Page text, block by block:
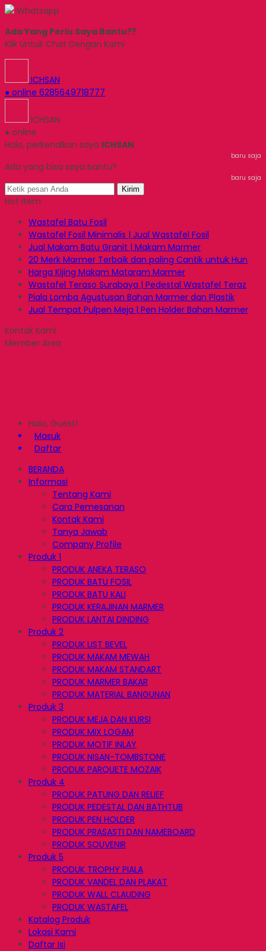
Whatsapp
Ada Yang Perlu Saya Bantu??
Klik Untuk Chat Dengan Kami
ICHSAN
● online 6285649718777
ICHSAN
● online
Halo, perkenalkan saya ICHSAN
baru saja
Ada yang bisa saya bantu?
baru saja
Kirim
Hot Item
Wastafel Batu Fosil
Wastafel Fosil Minimalis | Jual Wastafel Fosil
Jual Makam Batu Granit | Makam Marmer
20 Merk Marmer Terbaik dan paling Cantik untuk Hun
Harga Kijing Makam Mataram Marmer
Wastafel Teraso Surabaya | Pedestal Wastafel Teraz
Piala Lomba Agustusan Bahan Marmer dan Plastik
Jual Tempat Pulpen Meja | Pen Holder Bahan Marmer
Kontak Kami
Member Area
Halo, Guest!
Masuk
Daftar
BERANDA
Informasi
Tentang Kami
Cara Pemesanan
Kontak Kami
Tanya Jawab
Company Profile
Produk 1
PRODUK ANEKA TERASO
PRODUK BATU FOSIL
PRODUK BATU KALI
PRODUK KERAJINAN MARMER
PRODUK LANTAI DINDING
Produk 2
PRODUK LIST BEVEL
PRODUK MAKAM MEWAH
PRODUK MAKAM STANDART
PRODUK MARMER BAKAR
PRODUK MATERIAL BANGUNAN
Produk 3
PRODUK MEJA DAN KURSI
PRODUK MIX LOGAM
PRODUK MOTIF INLAY
PRODUK NISAN-TOMBSTONE
PRODUK PARQUETE MOZAIK
Produk 4
PRODUK PATUNG DAN RELIEF
PRODUK PEDESTAL DAN BATHTUB
PRODUK PEN HOLDER
PRODUK PRASASTI DAN NAMEBOARD
PRODUK SOUVENIR
Produk 5
PRODUK TROPHY PIALA
PRODUK VANDEL DAN PLAKAT
PRODUK WALL CLAUDING
PRODUK WASTAFEL
Katalog Produk
Lokasi Kami
Daftar Isi